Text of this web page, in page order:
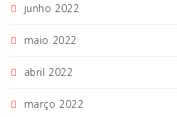
junho 2022
maio 2022
abril 2022
março 2022